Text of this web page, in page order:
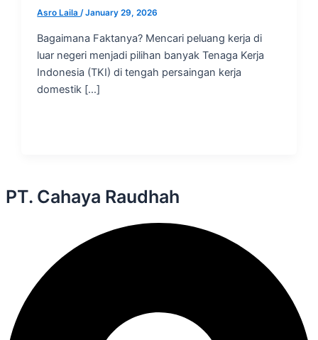
Asro Laila/January 29, 2026
Bagaimana Faktanya? Mencari peluang kerja di
luar negeri menjadi pilihan banyak Tenaga Kerja
Indonesia (TKI) di tengah persaingan kerja
domestik […]
PT. Cahaya Raudhah